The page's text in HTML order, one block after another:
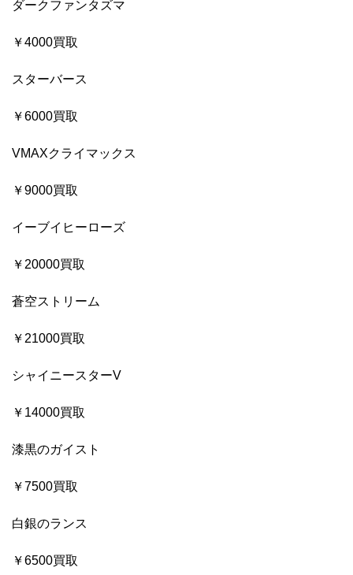
ダークファンタズマ
￥4000買取
スターバース
￥6000買取
VMAXクライマックス
￥9000買取
イーブイヒーローズ
￥20000買取
蒼空ストリーム
￥21000買取
シャイニースターV
￥14000買取
漆黒のガイスト
￥7500買取
白銀のランス
￥6500買取